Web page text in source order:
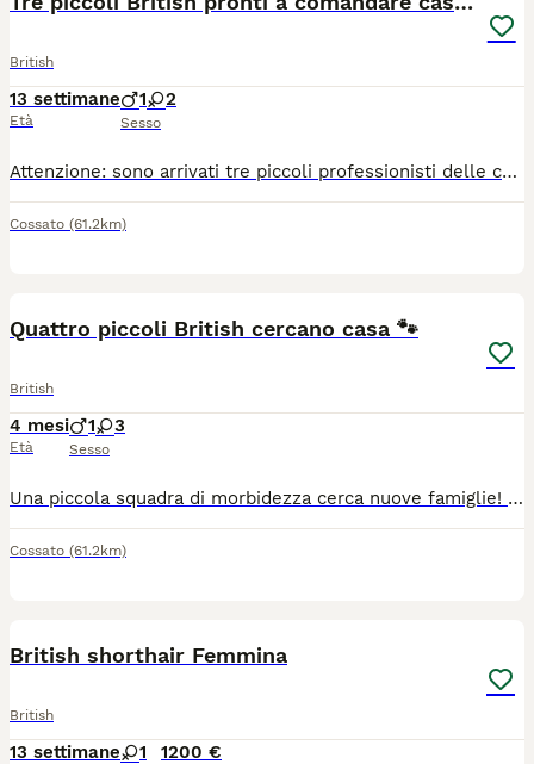
British
13 settimane
Età
1 2
Sesso
Attenzione: sono arrivati tre piccoli professionisti delle coccole! Un maschietto e due femminucce British cercano una nuova casa e persone da conquistare. Sono dolci, curiosi, giocherelloni e hanno già capito una cosa importante: in casa comandano sempre i gatti! 😄 Cresciuti con amore in ambiente familiare, sono abituati alla lettiera e pronti a portare tante fusa, risate e un po’ di allegro disordine. Cerchiamo famiglie serie, responsabili e innamorate degli animali. Per informazioni e foto, scrivetemi esclusivamente su WhatsApp Business: 39 334 273 9258
Cossato (61.2km)
Quattro piccoli British cercano casa 🐾
British
4 mesi
Età
1 3
Sesso
Una piccola squadra di morbidezza cerca nuove famiglie! Sono disponibili quattro bellissimi cuccioli British: un maschietto e tre femminucce. Sono dolci, curiosi, giocherelloni e già molto esperti nel conquistare il cuore delle persone. Amano mangiare, dormire in pose buffe e controllare tutto quello che succede in casa, come dei veri piccoli capi! 😄 Sono cresciuti in ambiente familiare con tanto affetto e sono già abituati alla lettiera. Cerchiamo per loro famiglie serie, responsabili e pronte a ricevere tante fusa. Per informazioni e foto, scrivetemi esclusivamente su WhatsApp Business: 39 3342739258
Cossato (61.2km)
British shorthair Femmina
British
13 settimane 1 1200 €